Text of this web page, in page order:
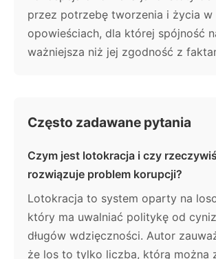
przez potrzebę tworzenia i życia w
opowieściach, dla której spójność
ważniejsza niż jej zgodność z
Często zadawane pytania
Czym jest lotokracja i czy
rozwiązuje problem korupcji?
Lotokracja to system oparty na
który ma uwalniać politykę od
długów wdzięczności. Autor
że los to tylko liczba, którą można